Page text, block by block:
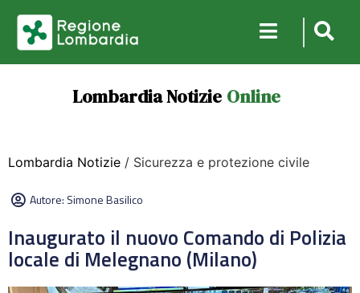
Lombardia Notizie Online
Lombardia Notizie / Sicurezza e protezione civile
Autore: Simone Basilico
Inaugurato il nuovo Comando di Polizia
locale di Melegnano (Milano)